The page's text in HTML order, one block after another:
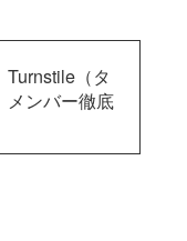
Turnstile（タ
メンバー徹底